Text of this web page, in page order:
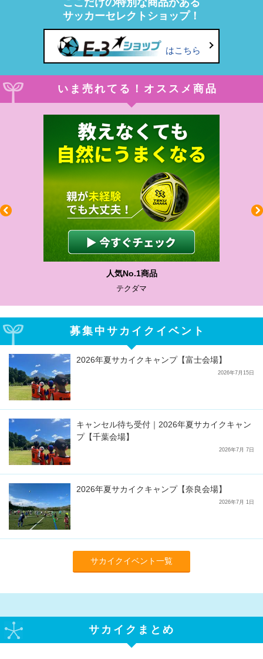
ここだけの特別な商品がある
サッカーセレクトショップ！
はこちら
いま売れてる！オススメ商品
わかりやすい質問に沿って書ける
サカイクサッカーノート
募集中サカイクイベント
2026年夏サカイクキャンプ【富士会場】
2026年7月15日
キャンセル待ち受付｜2026年夏サカイクキャン
プ【千葉会場】
2026年7月 7日
2026年夏サカイクキャンプ【奈良会場】
2026年7月 1日
サカイクイベント一覧
サカイクまとめ